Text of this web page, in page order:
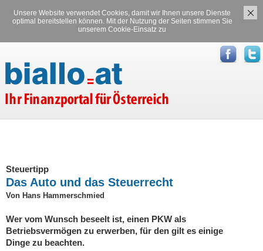
Unsere Website verwendet Cookies, damit wir Ihnen unsere Dienste
optimal bereitstellen können. Mit der Nutzung der Seiten stimmen Sie
unserem Cookie-Einsatz zu
Versicherungen Stromvergleich
Steuertipp
Das Auto und das Steuerrecht
Von Hans Hammerschmied
Wer vom Wunsch beseelt ist, einen PKW als
Betriebsvermögen zu erwerben, für den gilt es einige
Dinge zu beachten.